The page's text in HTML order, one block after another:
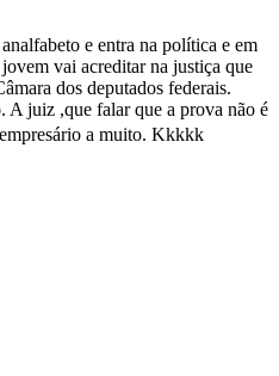
e entra na política e em
vai acreditar na justiça que
dos deputados federais.
A juiz ,que falar que a prova não é
a muito. Kkkkk